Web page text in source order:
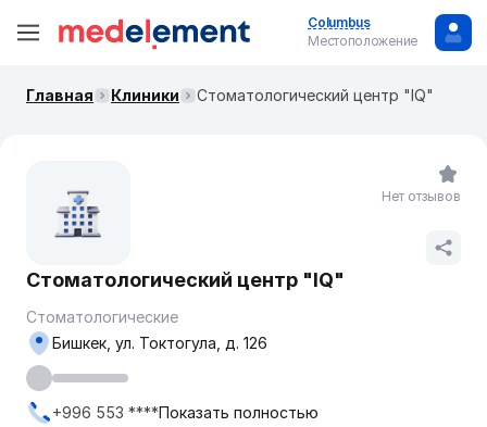
Columbus
Местоположение
Главная Клиники Стоматологический центр "IQ"
Стоматологический центр "IQ"
Стоматологические
Бишкек, ул. ​Токтогула, д. 126
+996 553 ****Показать полностью
Нет отзывов